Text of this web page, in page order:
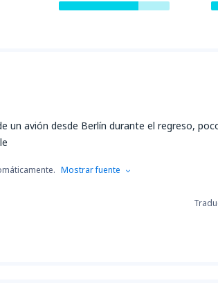
un avión desde Berlín durante el regreso,
Mostrar fuente